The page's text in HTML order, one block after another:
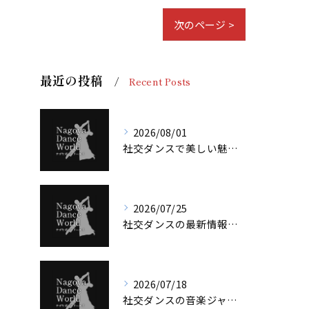
次のページ >
最近の投稿 Recent Posts
2026/08/01
社交ダンスで美しい魅力を叶える愛知県の楽しみ方と本気の選び方
2026/07/25
社交ダンスの最新情報と今注目の練習・交流会の楽しみ方ガイド
2026/07/18
社交ダンスの音楽ジャンルと愛知県で楽しむ最新ガイド